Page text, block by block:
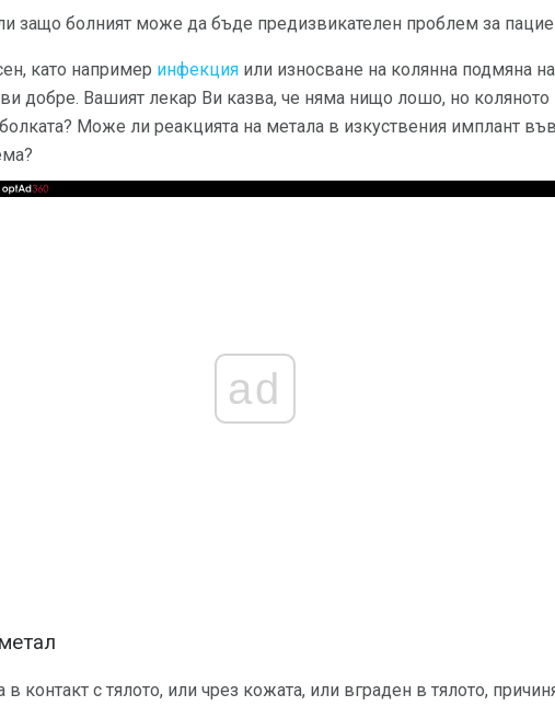
защо болният може да бъде предизвикателен проблем за
като например инфекция или износване на колянна подмяна
добре. Вашият лекар Ви казва, че няма нищо лошо, но
Може ли реакцията на метала в изкуствения имплант
ad
в контакт с тялото, или чрез кожата, или вграден в тялото,